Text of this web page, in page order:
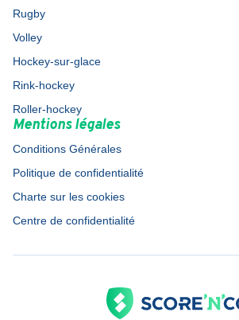
Rugby
Volley
Hockey-sur-glace
Rink-hockey
Roller-hockey
Mentions légales
Conditions Générales
Politique de confidentialité
Charte sur les cookies
Centre de confidentialité